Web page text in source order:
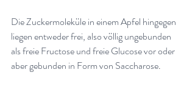
Die Zuckermoleküle in einem Apfel hingegen
liegen entweder frei, also völlig ungebunden
als freie Fructose und freie Glucose vor oder
aber gebunden in Form von Saccharose.